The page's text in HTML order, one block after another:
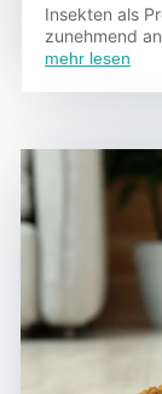
Insekten als
zunehmend
mehr lesen